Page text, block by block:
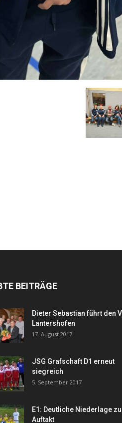
BEITRÄGE
Dieter Sebastian führt den
Lantershofen
17. August 2017
JSG Grafschaft D1 erneut
siegreich
5. September 2017
E1: Deutliche Niederlage
Auftakt